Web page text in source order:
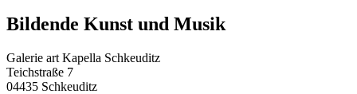
Bildende Kunst und Musik
Galerie art Kapella Schkeuditz
Teichstraße 7
04435 Schkeuditz